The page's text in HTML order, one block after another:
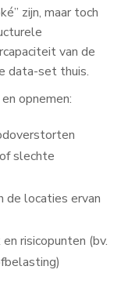
zijn, maar toch
van de
data-set thuis.
opnemen:
slechte
de locaties ervan
risicopunten (bv.